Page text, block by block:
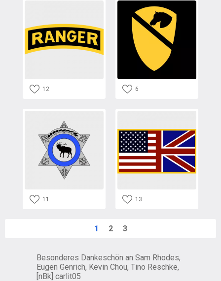
12 6
11 13
1 2 3
Besonderes Dankeschön an Sam Rhodes,
Eugen Genrich, Kevin Chou, Tino Reschke,
[nBk] carlit05